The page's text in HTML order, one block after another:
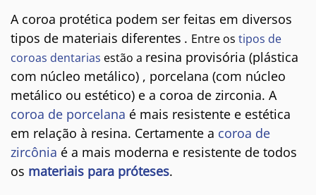
A coroa protética podem ser feitas em diversos
tipos de materiais diferentes . Entre os tipos de
coroas dentarias estão a resina provisória (plástica
com núcleo metálico) , porcelana (com núcleo
metálico ou estético) e a coroa de zirconia. A
coroa de porcelana é mais resistente e estética
em relação à resina. Certamente a coroa de
zircônia é a mais moderna e resistente de todos
os materiais para próteses.